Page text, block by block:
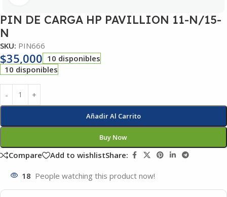
PIN DE CARGA HP PAVILLION 11-N/15-
N
SKU: PIN666
$35,000 10 disponibles
10 disponibles
Añadir Al Carrito
Buy Now
Compare Add to wishlistShare:
18 People watching this product now!